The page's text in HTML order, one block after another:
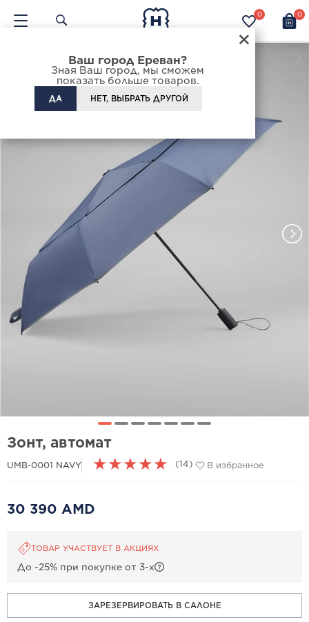
×
Ваш город Ереван?
Зная Ваш город, мы сможем
показать больше товаров.
ДА НЕТ, ВЫБРАТЬ ДРУГОЙ
0 0
Зонт, автомат
UMB-0001 NAVY ★★★★★ (14) В избранное
30 390 AMD
ТОВАР УЧАСТВУЕТ В АКЦИЯХ
До -25% при покупке от 3-х
ЗАРЕЗЕРВИРОВАТЬ В САЛОНЕ